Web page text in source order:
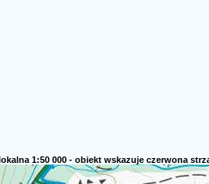
1:50 000 - obiekt wskazuje czerwona